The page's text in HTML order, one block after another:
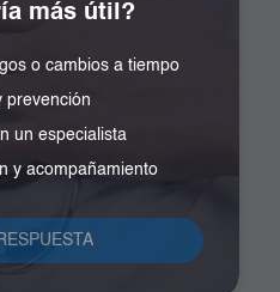
Dr. Álvaro Cano
más útil?
o cambios a tiempo
prevención
un especialista
y acompañamiento